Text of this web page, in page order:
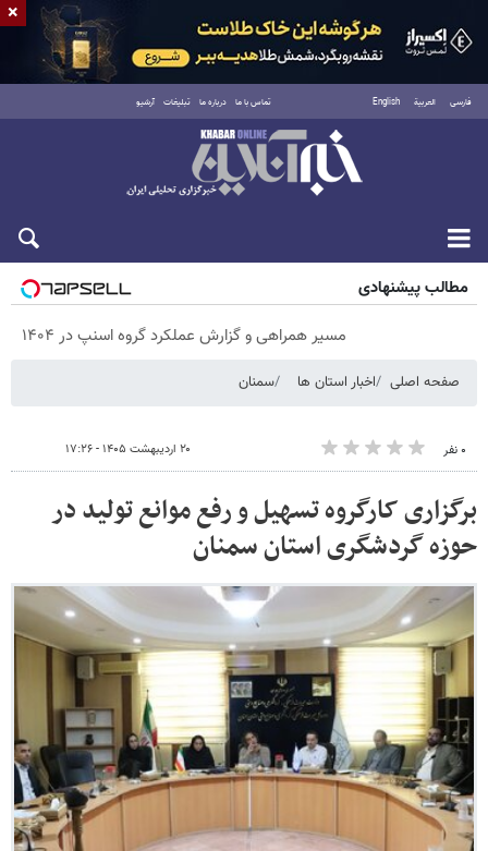
فارسی العربية English تماس با ما درباره ما تبلیغات آرشیو
جمعه ۱۶ مرداد ۱۴۰۵
مطالب پیشنهادی
مسیر همراهی و گزارش عملکرد گروه اسنپ در ۱۴۰۴
صفحه اصلی اخبار استان ها سمنان
۰ نفر ۲۰ اردیبهشت ۱۴۰۵ - ۱۷:۲۶
برگزاری کارگروه تسهیل و رفع موانع تولید در
حوزه گردشگری استان سمنان
×